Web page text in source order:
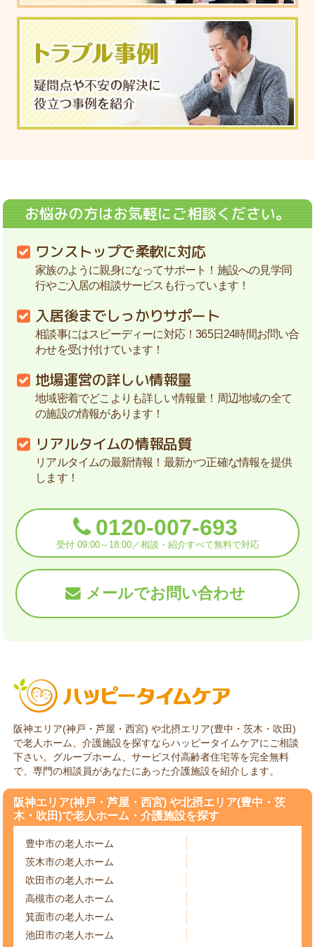
お悩みの方はお気軽にご相談ください。
ワンストップで柔軟に対応
家族のように親身になってサポート！施設への見学同
行やご入居の相談サービスも行っています！
入居後までしっかりサポート
相談事にはスピーディーに対応！365日24時間お問い合
わせを受け付けています！
地場運営の詳しい情報量
地域密着でどこよりも詳しい情報量！周辺地域の全て
の施設の情報があります！
リアルタイムの情報品質
リアルタイムの最新情報！最新かつ正確な情報を提供
します！
0120-007-693
受付 09:00～18:00／相談・紹介すべて無料で対応
メールでお問い合わせ
阪神エリア(神戸・芦屋・西宮) や北摂エリア(豊中・茨木・吹田)
で老人ホーム、介護施設を探すならハッピータイムケアにご相談
下さい。グループホーム、サービス付高齢者住宅等を完全無料
で、専門の相談員があなたにあった介護施設を紹介します。
阪神エリア(神戸・芦屋・西宮) や北摂エリア(豊中・茨
木・吹田)で老人ホーム・介護施設を探す
豊中市の老人ホーム
茨木市の老人ホーム
吹田市の老人ホーム
高槻市の老人ホーム
箕面市の老人ホーム
池田市の老人ホーム